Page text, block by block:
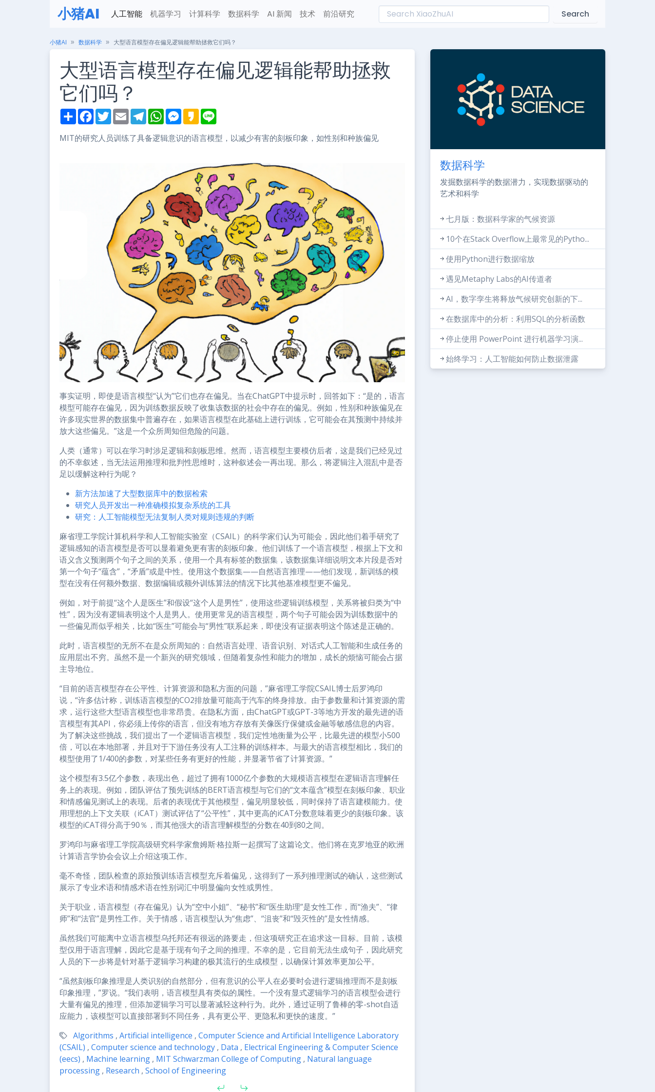
小猪AI 人工智能 机器学习 计算科学 数据科学 AI 新闻 技术 前沿研究 Search
小猪AI 数据科学 大型语言模型存在偏见逻辑能帮助拯救它们吗？
大型语言模型存在偏见逻辑能帮助拯救
它们吗？
S
h
r
e
F
a
e
b
T
w
t
t
E
m
i
l
T
e
e
g
W
h
t
s
M
e
s
e
r
K
a
a
o
e
MIT的研究人员训练了具备逻辑意识的语言模型，以减少有害的刻板印象，如性别和种族偏见
事实证明，即使是语言模型“认为”它们也存在偏见。当在ChatGPT中提示时，回答如下：“是的，语言
模型可能存在偏见，因为训练数据反映了收集该数据的社会中存在的偏见。例如，性别和种族偏见在
许多现实世界的数据集中普遍存在，如果语言模型在此基础上进行训练，它可能会在其预测中持续并
放大这些偏见。”这是一个众所周知但危险的问题。
人类（通常）可以在学习时涉足逻辑和刻板思维。然而，语言模型主要模仿后者，这是我们已经见过
的不幸叙述，当无法运用推理和批判性思维时，这种叙述会一再出现。那么，将逻辑注入混乱中是否
足以缓解这种行为呢？
新方法加速了大型数据库中的数据检索
研究人员开发出一种准确模拟复杂系统的工具
研究：人工智能模型无法复制人类对规则违规的判断
麻省理工学院计算机科学和人工智能实验室（CSAIL）的科学家们认为可能会，因此他们着手研究了
逻辑感知的语言模型是否可以显着避免更有害的刻板印象。他们训练了一个语言模型，根据上下文和
语义含义预测两个句子之间的关系，使用一个具有标签的数据集，该数据集详细说明文本片段是否对
第一个句子“蕴含”，“矛盾”或是中性。使用这个数据集——自然语言推理——他们发现，新训练的模
型在没有任何额外数据、数据编辑或额外训练算法的情况下比其他基准模型更不偏见。
例如，对于前提“这个人是医生”和假设“这个人是男性”，使用这些逻辑训练模型，关系将被归类为“中
性”，因为没有逻辑表明这个人是男人。使用更常见的语言模型，两个句子可能会因为训练数据中的
一些偏见而似乎相关，比如“医生”可能会与“男性”联系起来，即使没有证据表明这个陈述是正确的。
此时，语言模型的无所不在是众所周知的：自然语言处理、语音识别、对话式人工智能和生成任务的
应用层出不穷。虽然不是一个新兴的研究领域，但随着复杂性和能力的增加，成长的烦恼可能会占据
主导地位。
“目前的语言模型存在公平性、计算资源和隐私方面的问题，”麻省理工学院CSAIL博士后罗鸿印
说，“许多估计称，训练语言模型的CO2排放量可能高于汽车的终身排放。由于参数量和计算资源的需
求，运行这些大型语言模型也非常昂贵。在隐私方面，由ChatGPT或GPT-3等地方开发的最先进的语
言模型有其API，你必须上传你的语言，但没有地方存放有关像医疗保健或金融等敏感信息的内容。
为了解决这些挑战，我们提出了一个逻辑语言模型，我们定性地衡量为公平，比最先进的模型小500
倍，可以在本地部署，并且对于下游任务没有人工注释的训练样本。与最大的语言模型相比，我们的
模型使用了1/400的参数，对某些任务有更好的性能，并显著节省了计算资源。”
这个模型有3.5亿个参数，表现出色，超过了拥有1000亿个参数的大规模语言模型在逻辑语言理解任
务上的表现。例如，团队评估了预先训练的BERT语言模型与它们的“文本蕴含”模型在刻板印象、职业
和情感偏见测试上的表现。后者的表现优于其他模型，偏见明显较低，同时保持了语言建模能力。使
用理想的上下文关联（iCAT）测试评估了“公平性”，其中更高的iCAT分数意味着更少的刻板印象。该
模型的iCAT得分高于90％，而其他强大的语言理解模型的分数在40到80之间。
罗鸿印与麻省理工学院高级研究科学家詹姆斯·格拉斯一起撰写了这篇论文。他们将在克罗地亚的欧洲
计算语言学协会会议上介绍这项工作。
毫不奇怪，团队检查的原始预训练语言模型充斥着偏见，这得到了一系列推理测试的确认，这些测试
展示了专业术语和情感术语在性别词汇中明显偏向女性或男性。
关于职业，语言模型（存在偏见）认为“空中小姐”、“秘书”和“医生助理”是女性工作，而“渔夫”、“律
师”和“法官”是男性工作。关于情感，语言模型认为“焦虑”、“沮丧”和“毁灭性的”是女性情感。
虽然我们可能离中立语言模型乌托邦还有很远的路要走，但这项研究正在追求这一目标。目前，该模
型仅用于语言理解，因此它是基于现有句子之间的推理。不幸的是，它目前无法生成句子，因此研究
人员的下一步将是针对基于逻辑学习构建的极其流行的生成模型，以确保计算效率更加公平。
“虽然刻板印象推理是人类识别的自然部分，但有意识的公平人在必要时会进行逻辑推理而不是刻板
印象推理，”罗说。“我们表明，语言模型具有类似的属性。一个没有显式逻辑学习的语言模型会进行
大量有偏见的推理，但添加逻辑学习可以显著减轻这种行为。此外，通过证明了鲁棒的零-shot自适
应能力，该模型可以直接部署到不同任务，具有更公平、更隐私和更快的速度。”
Algorithms , Artificial intelligence , Computer Science and Artificial Intelligence Laboratory
(CSAIL) , Computer science and technology , Data , Electrical Engineering & Computer Science
(eecs) , Machine learning , MIT Schwarzman College of Computing , Natural language
processing , Research , School of Engineering
数据科学
发掘数据科学的数据潜力，实现数据驱动的
艺术和科学
七月版：数据科学家的气候资源
10个在Stack Overflow上最常见的Pytho...
使用Python进行数据缩放
遇见Metaphy Labs的AI传道者
AI，数字孪生将释放气候研究创新的下...
在数据库中的分析：利用SQL的分析函数
停止使用 PowerPoint 进行机器学习演...
始终学习：人工智能如何防止数据泄露